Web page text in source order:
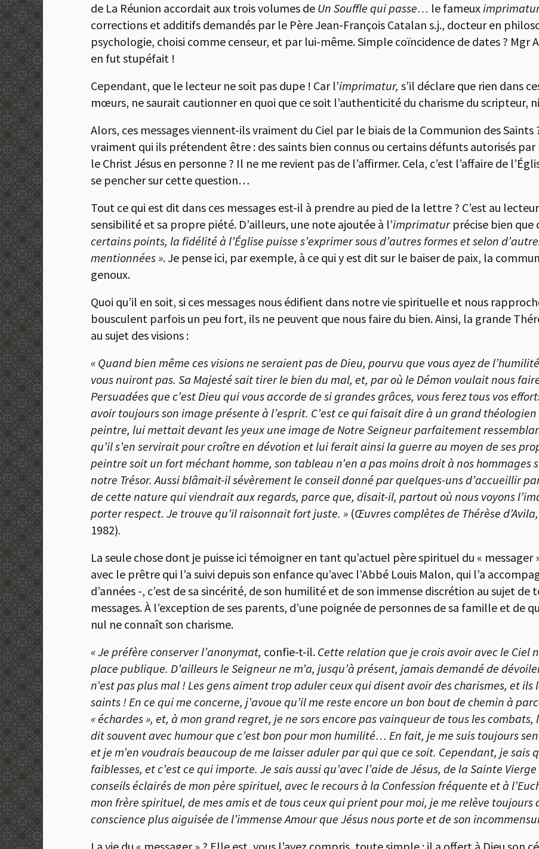
de La Réunion accordait aux trois volumes de Un Souffle qui passe… le fameux
corrections et additifs demandés par le Père Jean-François Catalan s.j., docteur en
psychologie, choisi comme censeur, et par lui-même. Simple coïncidence de dates ? Mgr
en fut stupéfait !
Cependant, que le lecteur ne soit pas dupe ! Car l’imprimatur, s’il déclare que rien dans
mœurs, ne saurait cautionner en quoi que ce soit l’authenticité du charisme du scripteur,
Alors, ces messages viennent-ils vraiment du Ciel par le biais de la Communion des Saints
vraiment qui ils prétendent être : des saints bien connus ou certains défunts autorisés par
le Christ Jésus en personne ? Il ne me revient pas de l’affirmer. Cela, c’est l’affaire de
se pencher sur cette question…
Tout ce qui est dit dans ces messages est-il à prendre au pied de la lettre ? C’est au
sensibilité et sa propre piété. D’ailleurs, une note ajoutée à l’imprimatur précise bien que
certains points, la fidélité à l’Église puisse s’exprimer sous d’autres formes et selon
mentionnées ». Je pense ici, par exemple, à ce qui y est dit sur le baiser de paix, la
genoux.
Quoi qu’il en soit, si ces messages nous édifient dans notre vie spirituelle et nous
bousculent parfois un peu fort, ils ne peuvent que nous faire du bien. Ainsi, la grande
au sujet des visions :
« Quand bien même ces visions ne seraient pas de Dieu, pourvu que vous ayez de
vous nuiront pas. Sa Majesté sait tirer le bien du mal, et, par où le Démon voulait nous
Persuadées que c’est Dieu qui vous accorde de si grandes grâces, vous ferez tous vos
avoir toujours son image présente à l’esprit. C’est ce qui faisait dire à un grand
peintre, lui mettait devant les yeux une image de Notre Seigneur parfaitement
qu’il s’en servirait pour croître en dévotion et lui ferait ainsi la guerre au moyen de ses
peintre soit un fort méchant homme, son tableau n’en a pas moins droit à nos hommages
notre Trésor. Aussi blâmait-il sévèrement le conseil donné par quelques-uns d’accueillir
de cette nature qui viendrait aux regards, parce que, disait-il, partout où nous voyons
porter respect. Je trouve qu’il raisonnait fort juste. » (Œuvres complètes de Thérèse d’Avila,
1982).
La seule chose dont je puisse ici témoigner en tant qu’actuel père spirituel du «
avec le prêtre qui l’a suivi depuis son enfance qu’avec l’Abbé Louis Malon, qui l’a
d’années -, c’est de sa sincérité, de son humilité et de son immense discrétion au sujet
messages. À l’exception de ses parents, d’une poignée de personnes de sa famille et de
nul ne connaît son charisme.
« Je préfère conserver l’anonymat, confie-t-il. Cette relation que je crois avoir avec le Ciel
place publique. D’ailleurs le Seigneur ne m’a, jusqu’à présent, jamais demandé de
n’est pas plus mal ! Les gens aiment trop aduler ceux qui disent avoir des charismes, et
saints ! En ce qui me concerne, j’avoue qu’il me reste encore un bon bout de chemin à
« échardes », et, à mon grand regret, je ne sors encore pas vainqueur de tous les
dit souvent avec humour que c’est bon pour mon humilité… En fait, je me suis toujours
et je m’en voudrais beaucoup de me laisser aduler par qui que ce soit. Cependant, je sais
faiblesses, et c’est ce qui importe. Je sais aussi qu’avec l’aide de Jésus, de la Sainte
conseils éclairés de mon père spirituel, avec le recours à la Confession fréquente et à
mon frère spirituel, de mes amis et de tous ceux qui prient pour moi, je me relève toujours
conscience plus aiguisée de l’immense Amour que Jésus nous porte et de son